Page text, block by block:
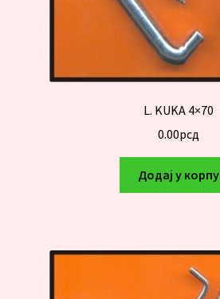
L. KUKA 4×70
0.00рсд
Додај у корпу